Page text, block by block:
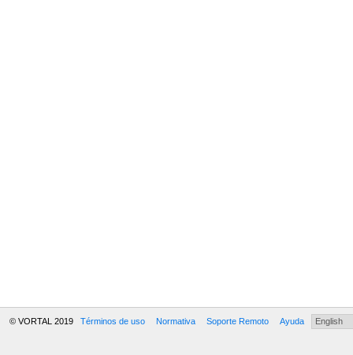
© VORTAL 2019 Términos de uso Normativa Soporte Remoto Ayuda